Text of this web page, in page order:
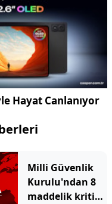
Hayat Canlanıyor
Milli Güvenlik
Kurulu'ndan 8
maddelik kritik